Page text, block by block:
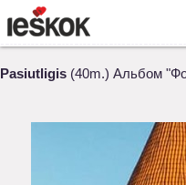
Pasiutligis (40m.) Альбом